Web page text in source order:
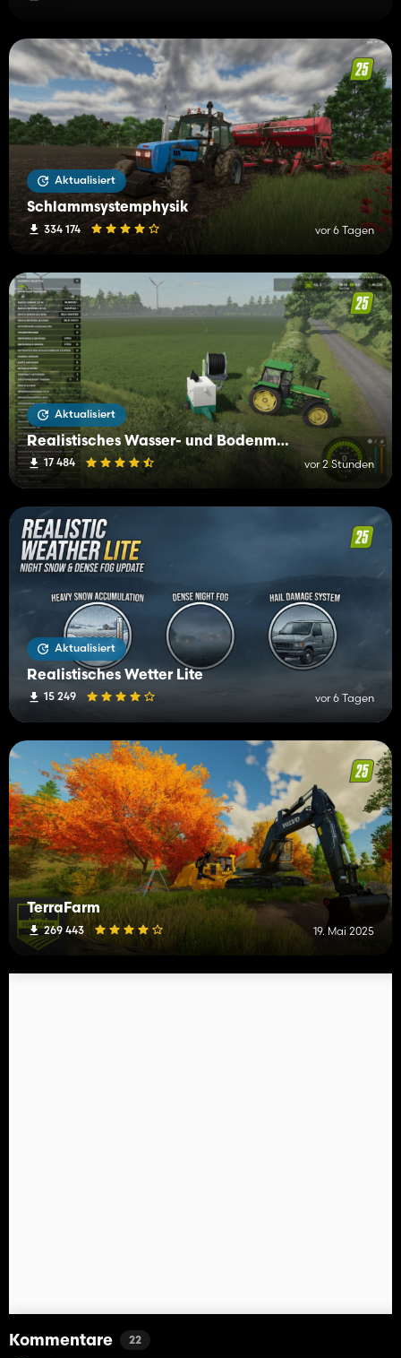
Aktualisiert
Schlammsystemphysik
334 174 vor 6 Tagen
Aktualisiert
Realistisches Wasser- und Bodenmanagement (RWSM)
17 484 vor 2 Stunden
Aktualisiert
Realistisches Wetter Lite
15 249 vor 6 Tagen
TerraFarm
269 443 19. Mai 2025
Kommentare 22